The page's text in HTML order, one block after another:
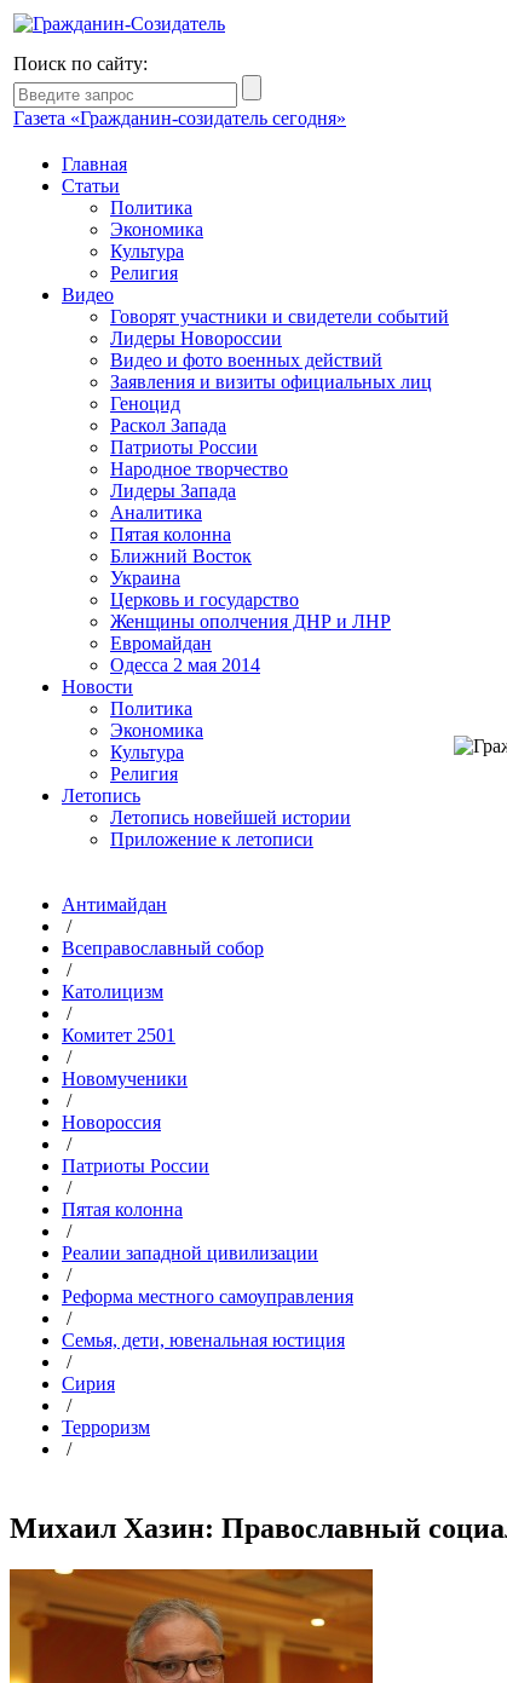
Поиск по сайту:
Газета «Гражданин-созидатель сегодня»
Главная
Статьи
Политика
Экономика
Культура
Религия
Видео
Говорят участники и свидетели событий
Лидеры Новороссии
Видео и фото военных действий
Заявления и визиты официальных лиц
Геноцид
Раскол Запада
Патриоты России
Народное творчество
Лидеры Запада
Аналитика
Пятая колонна
Ближний Восток
Украина
Церковь и государство
Женщины ополчения ДНР и ЛНР
Евромайдан
Одесса 2 мая 2014
Новости
Политика
Экономика
Культура
Религия
Летопись
Летопись новейшей истории
Приложение к летописи
Антимайдан
/
Всеправославный собор
/
Католицизм
/
Комитет 2501
/
Новомученики
/
Новороссия
/
Патриоты России
/
Пятая колонна
/
Реалии западной цивилизации
/
Реформа местного самоуправления
/
Семья, дети, ювенальная юстиция
/
Сирия
/
Терроризм
/
Михаил Хазин: Православный